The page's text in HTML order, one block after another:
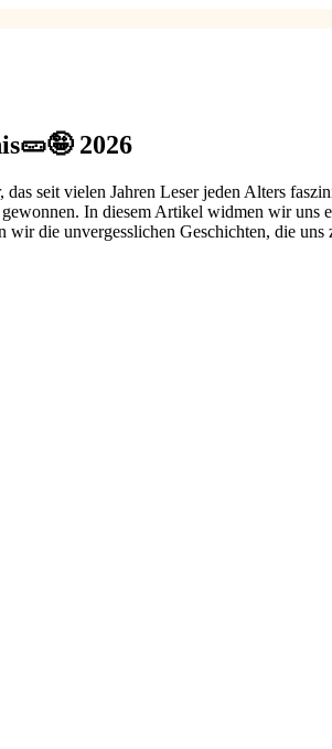
2026
seit vielen Jahren Leser jeden Alters
In diesem Artikel widmen wir
die unvergesslichen Geschichten, die